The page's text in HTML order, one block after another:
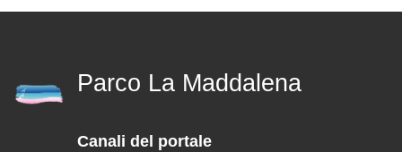
Parco La Maddalena
Canali del portale